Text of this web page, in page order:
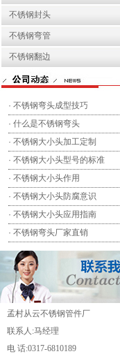
不锈钢封头
不锈钢弯管
不锈钢翻边
· 不锈钢弯头成型技巧
· 什么是不锈钢弯头
· 不锈钢大小头加工定制
· 不锈钢大小头型号的标准
· 不锈钢大小头作用
· 不锈钢大小头防腐意识
· 不锈钢大小头应用指南
· 不锈钢弯头厂家直销
孟村从云不锈钢管件厂
联系人:马经理
电 话:0317-6810189